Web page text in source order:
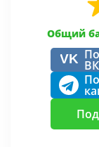
Общий
VK ВК